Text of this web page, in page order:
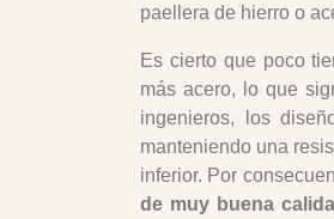
paellera de hierro o
Es cierto que poco
más acero, lo que
ingenieros, los
manteniendo una
inferior. Por
de muy buena